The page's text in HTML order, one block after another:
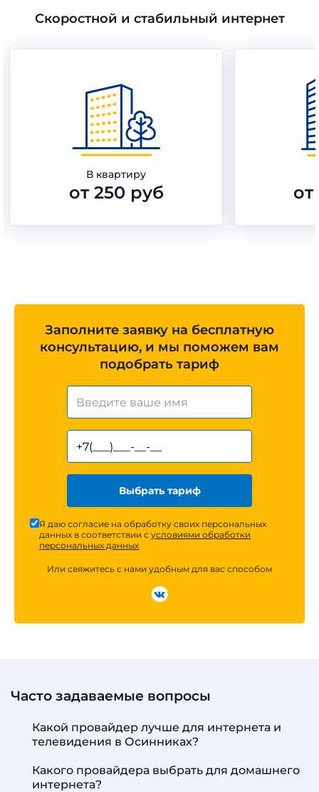
Скоростной и стабильный интернет
В квартиру
от 250 руб
Заполните заявку на бесплатную
консультацию, и мы поможем вам
подобрать тариф
Выбрать тариф
Я даю согласие на обработку своих персональных
данных в соответствии с условиями обработки
персональных данных
Или свяжитесь с нами удобным для вас способом
Часто задаваемые вопросы
Какой провайдер лучше для интернета и
телевидения в Осинниках?
Какого провайдера выбрать для домашнего
интернета?